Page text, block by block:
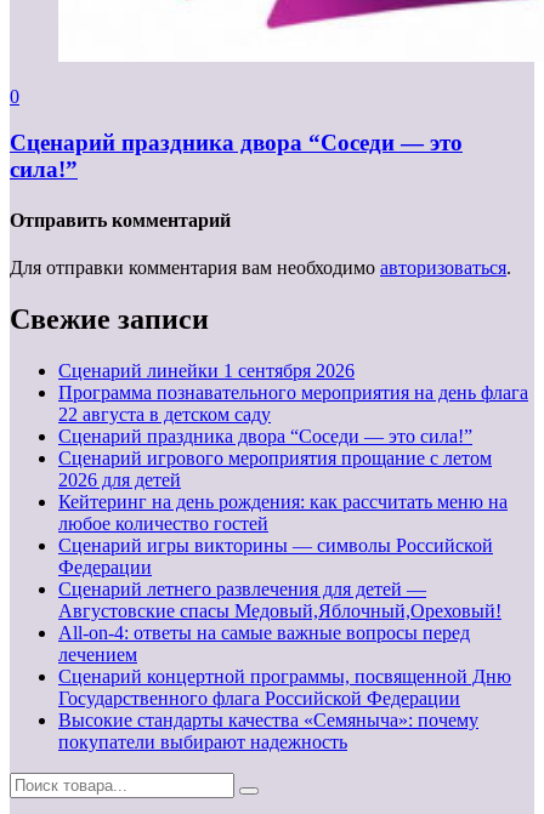
0
Сценарий праздника двора “Соседи — это
сила!”
Отправить комментарий
Для отправки комментария вам необходимо авторизоваться.
Свежие записи
Cценарий линейки 1 сентября 2026
Программа познавательного мероприятия на день флага
22 августа в детском саду
Сценарий праздника двора “Соседи — это сила!”
Сценарий игрового мероприятия прощание с летом
2026 для детей
Кейтеринг на день рождения: как рассчитать меню на
любое количество гостей
Сценарий игры викторины — символы Российской
Федерации
Сценарий летнего развлечения для детей —
Августовские спасы Медовый,Яблочный,Ореховый!
All-on-4: ответы на самые важные вопросы перед
лечением
Сценарий концертной программы, посвященной Дню
Государственного флага Российской Федерации
Высокие стандарты качества «Семяныча»: почему
покупатели выбирают надежность